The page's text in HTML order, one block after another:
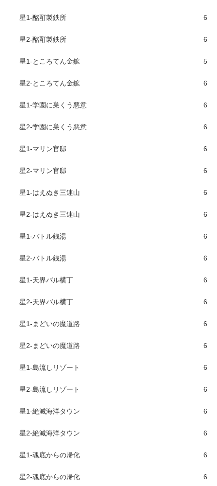
星1-酩酊製鉄所 6
星2-酩酊製鉄所 6
星1-ところてん金鉱 5
星2-ところてん金鉱 6
星1-学園に巣くう悪意 6
星2-学園に巣くう悪意 6
星1-マリン官邸 6
星2-マリン官邸 6
星1-はえぬき三連山 6
星2-はえぬき三連山 6
星1-バトル銭湯 6
星2-バトル銭湯 6
星1-天界バル横丁 6
星2-天界バル横丁 6
星1-まどいの魔道路 6
星2-まどいの魔道路 6
星1-島流しリゾート 6
星2-島流しリゾート 6
星1-絶滅海洋タウン 6
星2-絶滅海洋タウン 6
星1-魂底からの帰化 6
星2-魂底からの帰化 6